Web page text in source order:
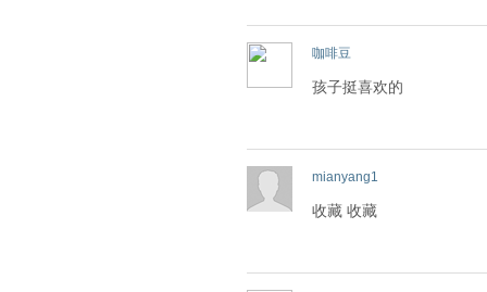
咖啡豆
孩子挺喜欢的
mianyang1
收藏 收藏